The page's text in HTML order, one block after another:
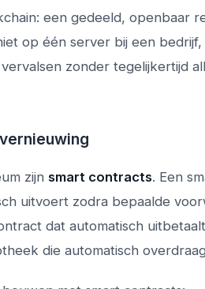
een gedeeld, openbaar
op één server bij een
zonder tegelijkertijd
zijn smart contracts. Een
uitvoert zodra bepaalde
dat automatisch
die automatisch